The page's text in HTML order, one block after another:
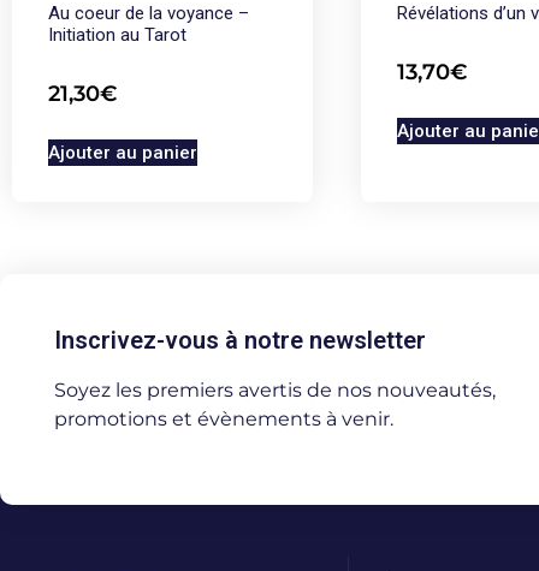
Au coeur de la voyance –
Initiation au Tarot
21,30€
Ajouter au panier
Révélations d’un
13,70€
Ajouter au
Inscrivez-vous à notre newsletter
Soyez les premiers avertis de nos nouveautés,
promotions et évènements à venir.